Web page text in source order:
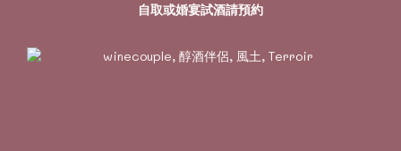
自取或婚宴試酒請預約